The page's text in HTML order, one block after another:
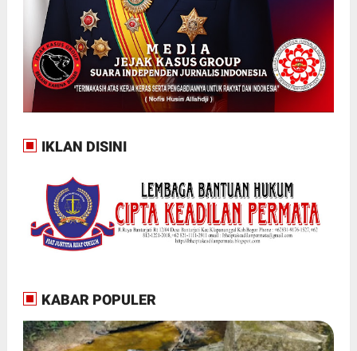
IKLAN DISINI
KABAR POPULER